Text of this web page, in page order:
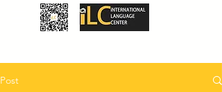
Post